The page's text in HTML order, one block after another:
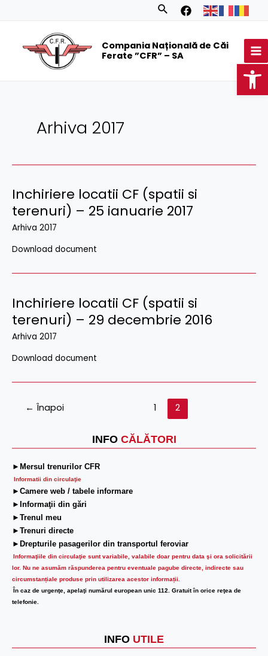
Search
Compania Națională de Căi
Ferate ”CFR” – SA
INFO CĂLĂTORI
►Mersul trenurilor CFR
Informatii din circulaţie
►Camere web / tabele informare
►Informaţii din gări
►Trenul meu
►Trenuri directe
►Drepturile pasagerilor din transportul feroviar
Informaţiile din circulaţie sunt variabile, valabile doar pentru data şi ora solicitării
lor. Nu ne asumăm răspunderea pentru eventuale pagube directe, indirecte sau
circumstanțiale produse prin utilizarea acestor informații.
În caz de urgenţe, apelaţi numărul european unic 112. Gratuit în orice reţea de
telefonie.
INFO UTILE
Arhiva 2017
Inchiriere locatii CF (spatii si
terenuri) – 25 ianuarie 2017
Arhiva 2017
Download document
Inchiriere locatii CF (spatii si
terenuri) – 29 decembrie 2016
Arhiva 2017
Download document
← Înapoi 1 2